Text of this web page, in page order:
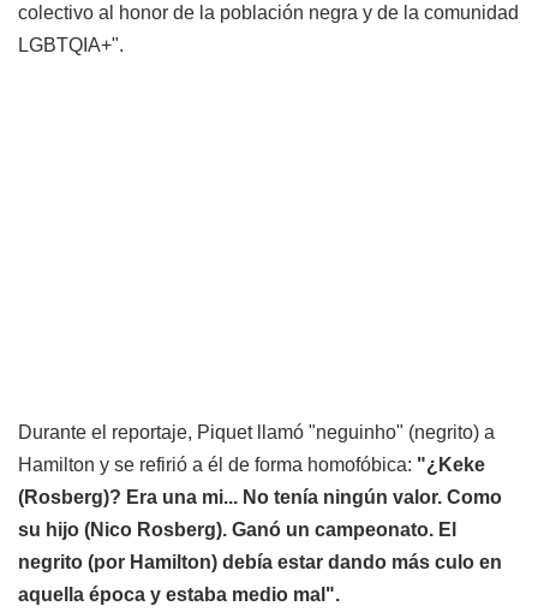
colectivo al honor de la población negra y de la comunidad
LGBTQIA+".
Durante el reportaje, Piquet llamó "neguinho" (negrito) a
Hamilton y se refirió a él de forma homofóbica: "¿Keke
(Rosberg)? Era una mi... No tenía ningún valor. Como
su hijo (Nico Rosberg). Ganó un campeonato. El
negrito (por Hamilton) debía estar dando más culo en
aquella época y estaba medio mal".